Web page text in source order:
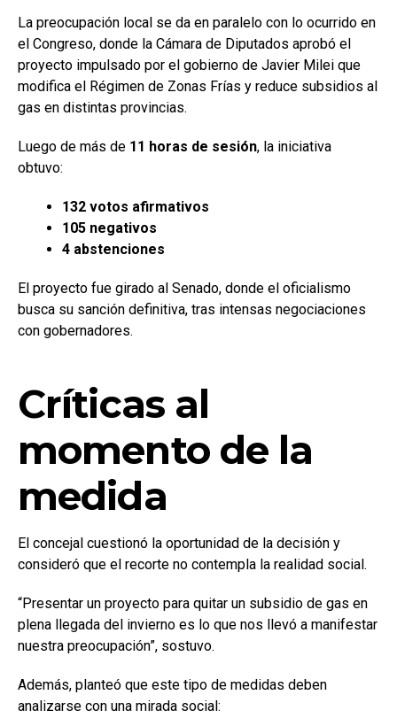
La preocupación local se da en paralelo con lo ocurrido en
el Congreso, donde la Cámara de Diputados aprobó el
proyecto impulsado por el gobierno de Javier Milei que
modifica el Régimen de Zonas Frías y reduce subsidios al
gas en distintas provincias.
Luego de más de 11 horas de sesión, la iniciativa
obtuvo:
132 votos afirmativos
105 negativos
4 abstenciones
El proyecto fue girado al Senado, donde el oficialismo
busca su sanción definitiva, tras intensas negociaciones
con gobernadores.
Críticas al
momento de la
medida
El concejal cuestionó la oportunidad de la decisión y
consideró que el recorte no contempla la realidad social.
“Presentar un proyecto para quitar un subsidio de gas en
plena llegada del invierno es lo que nos llevó a manifestar
nuestra preocupación”, sostuvo.
Además, planteó que este tipo de medidas deben
analizarse con una mirada social: